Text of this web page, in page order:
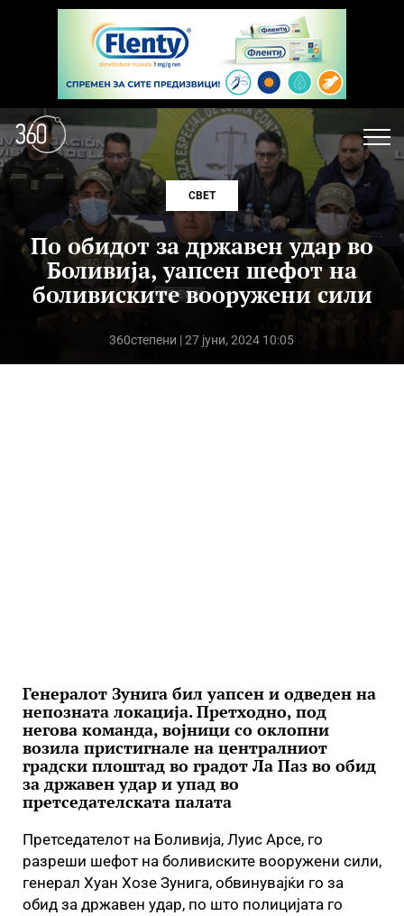
СВЕТ
По обидот за државен удар во
Боливија, уапсен шефот на
боливиските вооружени сили
360степени | 27 јуни, 2024 10:05
Генералот Зунига бил уапсен и одведен на
непозната локација. Претходно, под
негова команда, војници со оклопни
возила пристигнале на централниот
градски плоштад во градот Ла Паз во обид
за државен удар и упад во
претседателската палата
Претседателот на Боливија, Луис Арсе, го
разреши шефот на боливиските вооружени сили,
генерал Хуан Хозе Зунига, обвинувајќи го за
обид за државен удар, по што полицијата го